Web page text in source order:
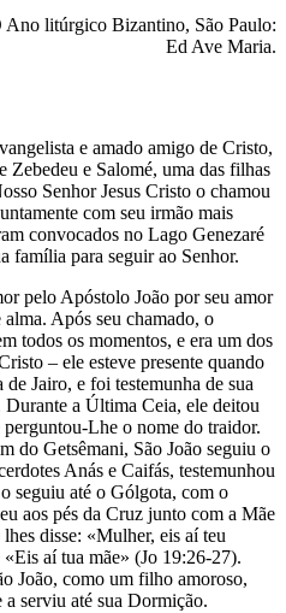
litúrgico Bizantino, São Paulo:
Ed Ave Maria.
e amado amigo de Cristo,
Zebedeu e Salomé, uma das filhas
Senhor Jesus Cristo o chamou
com seu irmão mais
convocados no Lago Genezaré
família para seguir ao Senhor.
pelo Apóstolo João por seu amor
Após seu chamado, o
todos os momentos, e era um dos
– ele esteve presente quando
Jairo, e foi testemunha de sua
a Última Ceia, ele deitou
Lhe o nome do traidor.
do Getsêmani, São João seguiu o
Anás e Caifás, testemunhou
seguiu até o Gólgota, com o
aos pés da Cruz junto com a Mãe
disse: «Mulher, eis aí teu
aí tua mãe» (Jo 19:26-27).
João, como um filho amoroso,
serviu até sua Dormição.